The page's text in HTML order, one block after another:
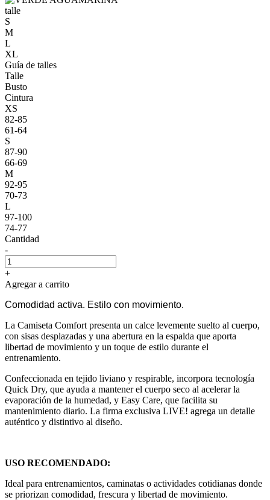
talle
S
M
L
XL
Guía de talles
Talle
Busto
Cintura
XS
82-85
61-64
S
87-90
66-69
M
92-95
70-73
L
97-100
74-77
Cantidad
-
+
Agregar a carrito
Comodidad activa. Estilo con movimiento.
La Camiseta Comfort presenta un calce levemente suelto al cuerpo,
con sisas desplazadas y una abertura en la espalda que aporta
libertad de movimiento y un toque de estilo durante el
entrenamiento.
Confeccionada en tejido liviano y respirable, incorpora tecnología
Quick Dry, que ayuda a mantener el cuerpo seco al acelerar la
evaporación de la humedad, y Easy Care, que facilita su
mantenimiento diario. La firma exclusiva LIVE! agrega un detalle
auténtico y distintivo al diseño.
USO RECOMENDADO:
Ideal para entrenamientos, caminatas o actividades cotidianas donde
se priorizan comodidad, frescura y libertad de movimiento.